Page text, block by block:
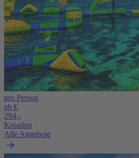
pro Person
ab €
294,-
Kroatien
Alle Angebote